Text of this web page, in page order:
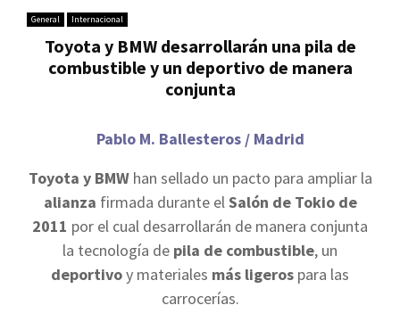
General Internacional
Toyota y BMW desarrollarán una pila de
combustible y un deportivo de manera
conjunta
Pablo M. Ballesteros / Madrid
Toyota y BMWhan sellado un pacto para ampliar la
alianza firmada durante elSalón de Tokio de
2011 por el cual desarrollarán de manera conjunta
la tecnología de pila de combustible, un
deportivoy materiales más ligeros para las
carrocerías.